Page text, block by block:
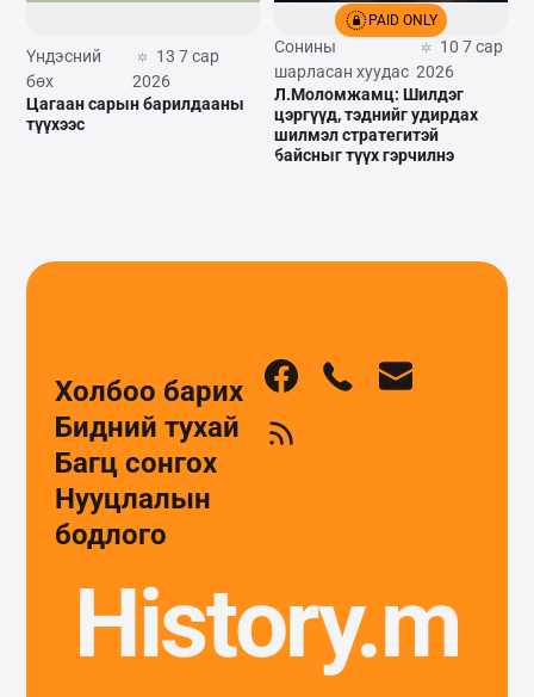
Үндэсний
бөх
13 7 сар
2026
Цагаан сарын барилдааны
түүхээс
PAID ONLY
Сонины
шарласан хуудас
10 7 сар
2026
Л.Моломжамц: Шилдэг
цэргүүд, тэднийг удирдах
шилмэл стратегитэй
байсныг түүх гэрчилнэ
Холбоо барих
Бидний тухай
Багц сонгох
Нууцлалын
бодлого
History.m